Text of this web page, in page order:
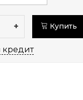
+ Купить
кредит